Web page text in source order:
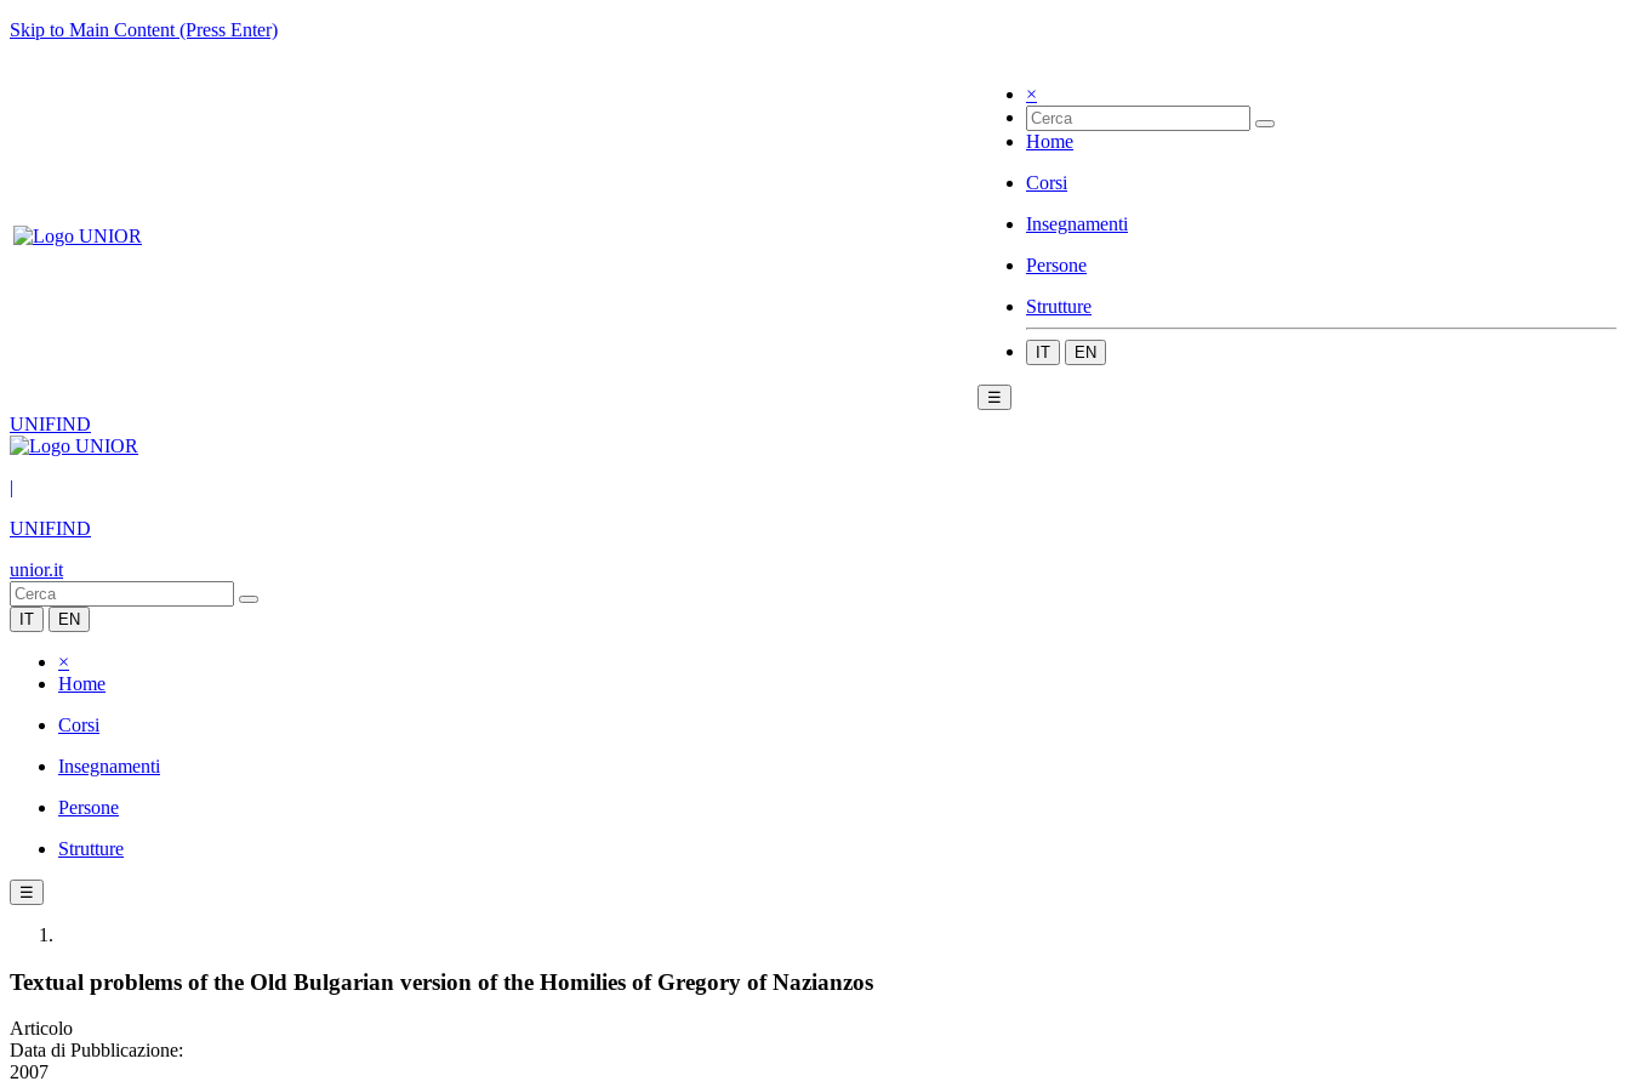
Skip to Main Content (Press Enter)
×
Home
Corsi
Insegnamenti
Persone
Strutture
IT EN
☰
UNIFIND
|
UNIFIND
unior.it
IT EN
×
Home
Corsi
Insegnamenti
Persone
Strutture
☰
Textual problems of the Old Bulgarian version of the Homilies of Gregory of Nazianzos
Articolo
Data di Pubblicazione:
2007